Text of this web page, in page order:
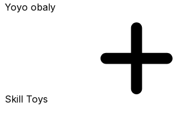
Yoyo obaly
Skill Toys